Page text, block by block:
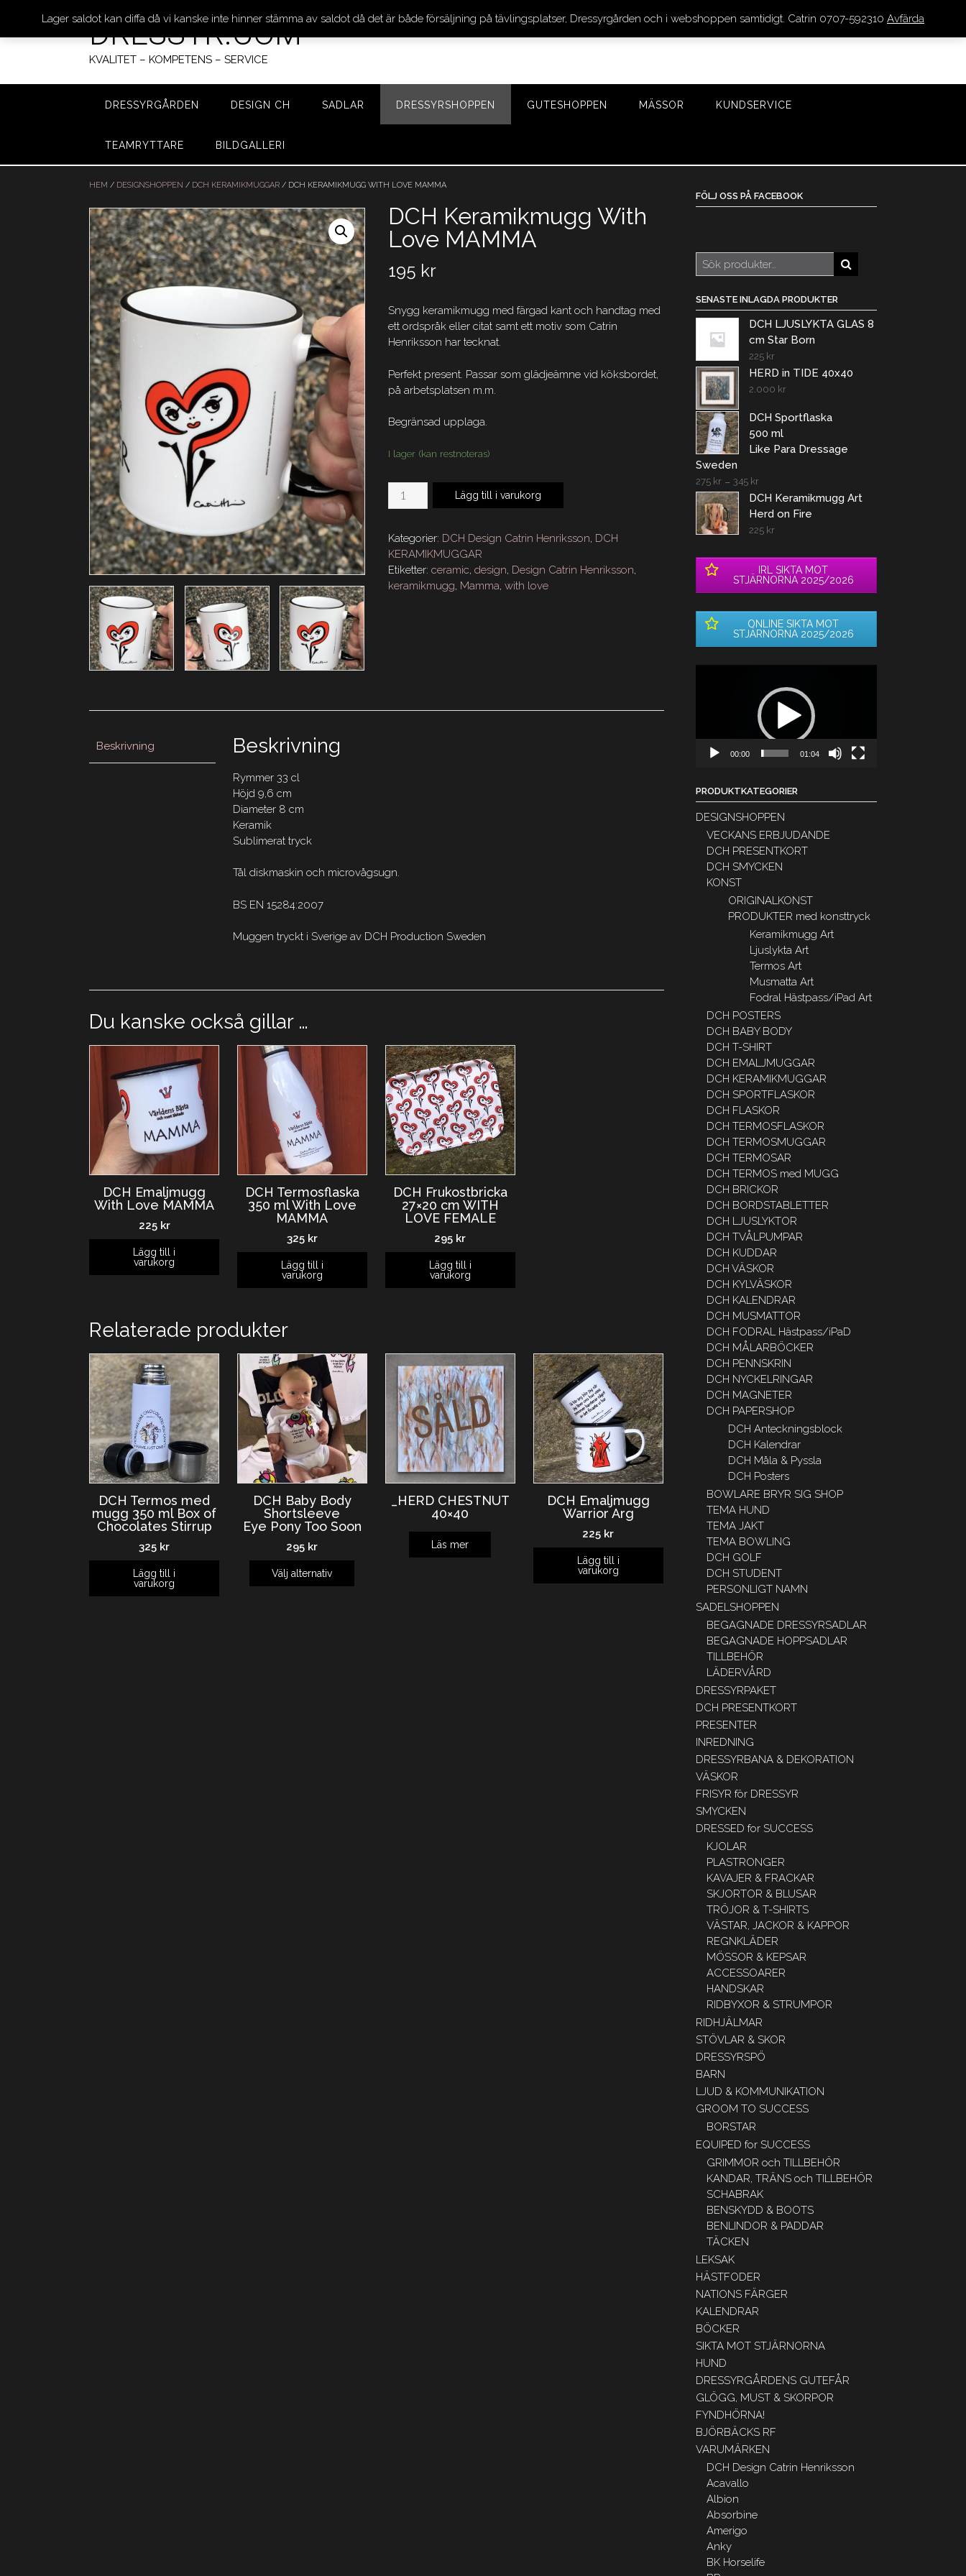
Hoppa
DRESSYR.COM
KVALITET – KOMPETENS – SERVICE
DRESSYRGÅRDEN DESIGN CH SADLAR DRESSYRSHOPPEN GUTESHOPPEN MÄSSOR KUNDSERVICE
TEAMRYTTARE BILDGALLERI
HEM / DESIGNSHOPPEN / DCH KERAMIKMUGGAR / DCH KERAMIKMUGG WITH LOVE MAMMA
DCH Keramikmugg With
Love MAMMA
195 kr
Snygg keramikmugg med färgad kant och handtag med
ett ordspråk eller citat samt ett motiv som Catrin
Henriksson har tecknat.
Perfekt present. Passar som glädjeämne vid köksbordet,
på arbetsplatsen m.m.
Begränsad upplaga.
I lager (kan restnoteras)
DCH
Keramikmugg
Love
MAMMA
mängd
Lägg till i varukorg
Kategorier: DCH Design Catrin Henriksson, DCH
KERAMIKMUGGAR
Etiketter:ceramic,design, Design Catrin Henriksson,
keramikmugg, Mamma,with love
Beskrivning Beskrivning
Rymmer 33 cl
Höjd 9,6 cm
Diameter 8 cm
Keramik
Sublimerat tryck
Tål diskmaskin och microvågsugn.
BS EN 15284:2007
Muggen tryckt i Sverige av DCH Production Sweden
Du kanske också gillar …
DCH Emaljmugg
With Love MAMMA
225 kr
Lägg till i
varukorg
DCH Termosflaska
350 ml With Love
MAMMA
325 kr
Lägg till i
varukorg
DCH Frukostbricka
27×20 cm WITH
LOVE FEMALE
295 kr
Lägg till i
varukorg
Relaterade produkter
DCH Termos med
mugg 350 ml Box of
Chocolates Stirrup
325 kr
Lägg till i
varukorg
DCH Baby Body
Shortsleeve
Eye Pony Too Soon
295 kr
Välj alternativ
_HERD CHESTNUT
40×40
Läs mer
DCH Emaljmugg
Warrior Arg
225 kr
Lägg till i
varukorg
FÖLJ OSS PÅ FACEBOOK
Sök
efter:
SENASTE INLAGDA PRODUKTER
DCH LJUSLYKTA GLAS 8
cm Star Born
225 kr
HERD in TIDE 40x40
2.000 kr
DCH Sportflaska
500 ml
Like Para Dressage
Sweden
275 kr– 345 kr
DCH Keramikmugg Art
Herd on Fire
225 kr
IRL SIKTA MOT
STJÄRNORNA 2025/2026
ONLINE SIKTA MOT
STJÄRNORNA 2025/2026
00:00 01:04
PRODUKTKATEGORIER
DESIGNSHOPPEN
VECKANS ERBJUDANDE
DCH PRESENTKORT
DCH SMYCKEN
KONST
ORIGINALKONST
PRODUKTER med konsttryck
Keramikmugg Art
Ljuslykta Art
Termos Art
Musmatta Art
Fodral Hästpass/iPad Art
DCH POSTERS
DCH BABY BODY
DCH T-SHIRT
DCH EMALJMUGGAR
DCH KERAMIKMUGGAR
DCH SPORTFLASKOR
DCH FLASKOR
DCH TERMOSFLASKOR
DCH TERMOSMUGGAR
DCH TERMOSAR
DCH TERMOS med MUGG
DCH BRICKOR
DCH BORDSTABLETTER
DCH LJUSLYKTOR
DCH TVÅLPUMPAR
DCH KUDDAR
DCH VÄSKOR
DCH KYLVÄSKOR
DCH KALENDRAR
DCH MUSMATTOR
DCH FODRAL Hästpass/iPaD
DCH MÅLARBÖCKER
DCH PENNSKRIN
DCH NYCKELRINGAR
DCH MAGNETER
DCH PAPERSHOP
DCH Anteckningsblock
DCH Kalendrar
DCH Måla & Pyssla
DCH Posters
BOWLARE BRYR SIG SHOP
TEMA HUND
TEMA JAKT
TEMA BOWLING
DCH GOLF
DCH STUDENT
PERSONLIGT NAMN
SADELSHOPPEN
BEGAGNADE DRESSYRSADLAR
BEGAGNADE HOPPSADLAR
TILLBEHÖR
LÄDERVÅRD
DRESSYRPAKET
DCH PRESENTKORT
PRESENTER
INREDNING
DRESSYRBANA & DEKORATION
VÄSKOR
FRISYR för DRESSYR
SMYCKEN
DRESSED for SUCCESS
KJOLAR
PLASTRONGER
KAVAJER & FRACKAR
SKJORTOR & BLUSAR
TRÖJOR & T-SHIRTS
VÄSTAR, JACKOR & KAPPOR
REGNKLÄDER
MÖSSOR & KEPSAR
ACCESSOARER
HANDSKAR
RIDBYXOR & STRUMPOR
RIDHJÄLMAR
STÖVLAR & SKOR
DRESSYRSPÖ
BARN
LJUD & KOMMUNIKATION
GROOM TO SUCCESS
BORSTAR
EQUIPED for SUCCESS
GRIMMOR och TILLBEHÖR
KANDAR, TRÄNS och TILLBEHÖR
SCHABRAK
BENSKYDD & BOOTS
BENLINDOR & PADDAR
TÄCKEN
LEKSAK
HÄSTFODER
NATIONS FÄRGER
KALENDRAR
BÖCKER
SIKTA MOT STJÄRNORNA
HUND
DRESSYRGÅRDENS GUTEFÅR
GLÖGG, MUST & SKORPOR
FYNDHÖRNA!
BJÖRBÄCKS RF
VARUMÄRKEN
DCH Design Catrin Henriksson
Acavallo
Albion
Absorbine
Amerigo
Anky
BK Horselife
Lager saldot kan diffa då vi kanske inte hinner stämma av saldot då det är både försäljning på tävlingsplatser, Dressyrgården och i webshoppen samtidigt. Catrin 0707-592310 Avfärda